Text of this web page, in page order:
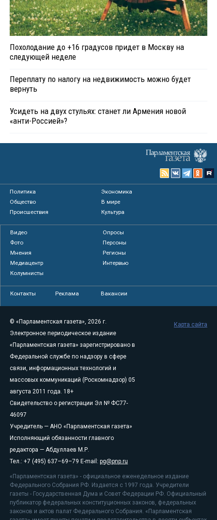
Похолодание до +16 градусов придет в Москву на
следующей неделе
Переплату по налогу на недвижимость можно будет
вернуть
Усидеть на двух стульях: станет ли Армения новой
«анти-Россией»?
Политика
Экономика
Общество
В мире
Происшествия
Культура
Видео
Опросы
Фото
Персоны
Мнения
Регионы
Медиацентр
Интервью
Колумнисты
Контакты Реклама Вакансии
© «Парламентская газета», 2026 г.
Электронное периодическое издание
«Парламентская газета» зарегистрировано в
Федеральной службе по надзору в сфере
связи, информационных технологий и
массовых коммуникаций (Роскомнадзор) 05
августа 2011 года. 18+
Свидетельство о регистрации Эл № ФС77-
46097
Учредитель — АНО «Парламентская газета»
Исполняющий обязанности главного
редактора — Абдуллаев М.Р.
Тел.: +7 (495) 637–69–79 E-mail: pg@pnp.ru
«Парламентская газета» - официальное еженедельное издание
Федерального Собрания РФ. Издается с 1997 года. Учредители
газеты - Государственная Дума и Совет Федерации РФ. Официальный
публикатор федеральных конституционных законов, федеральных
законов и актов палат Федерального Собрания. «Парламентская
Карта сайта